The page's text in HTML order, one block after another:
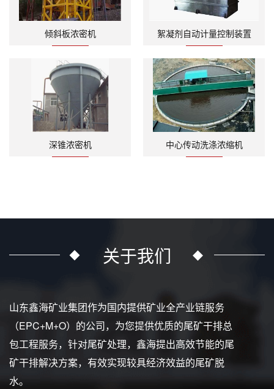
倾斜板浓密机
深锥浓密机
絮凝剂自动计量控制装置
中心传动洗涤浓缩机
关于我们
山东鑫海矿业集团作为国内提供矿业全产业链服务
（EPC+M+O）的公司，为您提供优质的尾矿干排总
包工程服务，针对尾矿处理，鑫海提出高效节能的尾
矿干排解决方案，有效实现较具经济效益的尾矿脱
水。